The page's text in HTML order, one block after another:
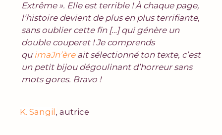
Extrême ». Elle est terrible !À chaque page,
l’histoire devient de plus en plus terrifiante,
sans oublier cette fin […] qui génère un
double couperet !Je comprends
qu’imaJn’èreait sélectionné ton texte, c’est
un petit bijou dégoulinant d’horreur sans
mots gores. Bravo !
K. Sangil , autrice